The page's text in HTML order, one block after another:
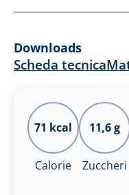
Downloads
Scheda tecnica
71 kcal
Calorie
11,6 g
Zuccheri